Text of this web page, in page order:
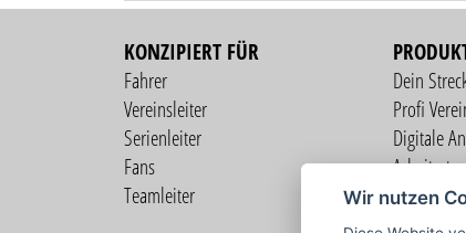
KONZIPIERT FÜR
Fahrer
Vereinsleiter
Serienleiter
Fans
Teamleiter
Dein
Profi
Digitale
Live
Wir nutzen